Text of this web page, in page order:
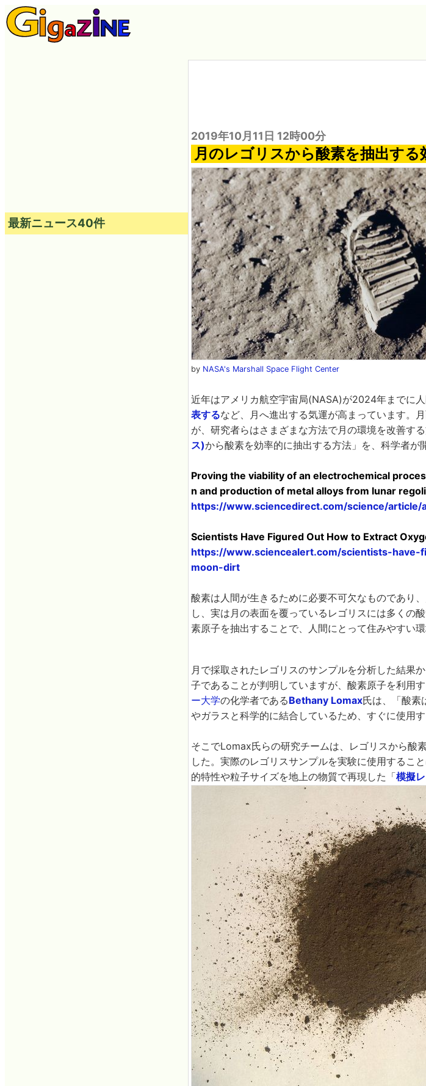
2019年10月11日 12時00分
月のレゴリスから酸素を抽出す
by NASA's Marshall Space Flight Center
近年はアメリカ航空宇宙局(NASA)が2024年までに
表するなど、月へ進出する気運が高まっています。
が、研究者らはさまざまな方法で月の環境を改善す
ス)から酸素を効率的に抽出する方法」を、科学者が
Proving the viability of an electrochemical
n and production of metal alloys from lunar
https://www.sciencedirect.com/science/
Scientists Have Figured Out How to Extract
https://www.sciencealert.com/scientists-
moon-dirt
酸素は人間が生きるために必要不可欠なものであり
し、実は月の表面を覆っているレゴリスには多くの
素原子を抽出することで、人間にとって住みやすい
月で採取されたレゴリスのサンプルを分析した結果
子であることが判明していますが、酸素原子を利用
ー大学の化学者であるBethany Lomax氏は、「酸素
やガラスと科学的に結合しているため、すぐに使用
そこでLomax氏らの研究チームは、レゴリスから酸
した。実際のレゴリスサンプルを実験に使用するこ
的特性や粒子サイズを地上の物質で再現した「模擬
最新ニュース40件